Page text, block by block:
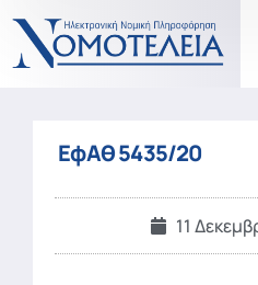
ΕφΑθ 5435/20
11